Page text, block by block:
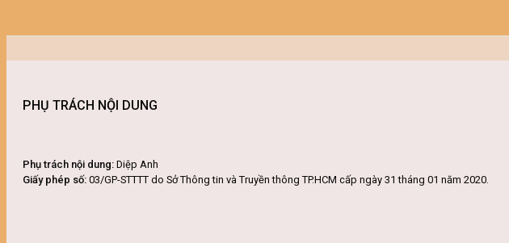
PHỤ TRÁCH NỘI DUNG
Phụ trách nội dung: Diệp Anh
Giấy phép số: 03/GP-STTTT do Sở Thông tin và Truyền thông TP.HCM cấp ngày 31 tháng 01 năm 2020.